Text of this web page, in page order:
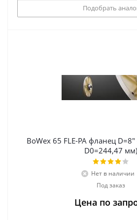
Подобрать
BoWex 65 FLE-PA фланец
D0=244,47 мм)
Нет в наличии
Под заказ
Цена по